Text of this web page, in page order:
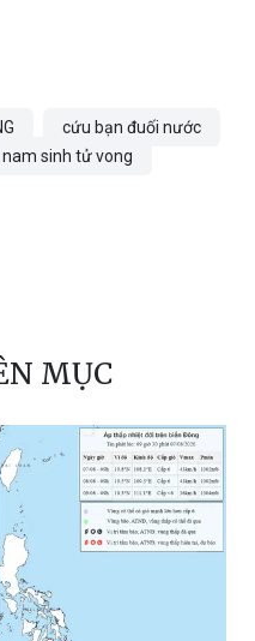
cứu bạn đuối nước
nam sinh tử vong
MỤC